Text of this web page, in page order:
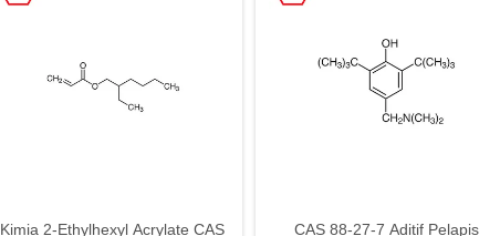
Kimia 2-Ethylhexyl Acrylate CAS
CAS 88-27-7 Aditif Pelapis